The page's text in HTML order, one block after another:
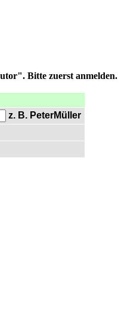
Bitte zuerst anmelden.
z. B. PeterMüller